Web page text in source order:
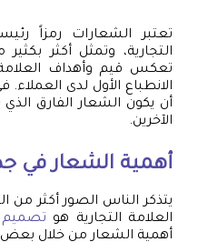
تعتبر الشعارات رمزاً
التجارية، وتمثل أكثر
تعكس قيم وأهداف
الانطباع الأول لدى
أن يكون الشعار الفارق
الآخرين.
أهمية الشعار في
يتذكر الناس الصور أكثر من
العلامة التجارية هو
أهمية الشعار من خلال بعض